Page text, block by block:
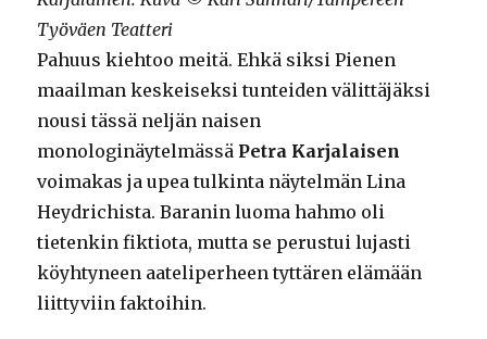
Työväen Teatteri
Pahuus kiehtoo meitä. Ehkä siksi Pienen
maailman keskeiseksi tunteiden välittäjäksi
nousi tässä neljän naisen
monologinäytelmässä Petra Karjalaisen
voimakas ja upea tulkinta näytelmän Lina
Heydrichista. Baranin luoma hahmo oli
tietenkin fiktiota, mutta se perustui lujasti
köyhtyneen aateliperheen tyttären elämään
liittyviin faktoihin.